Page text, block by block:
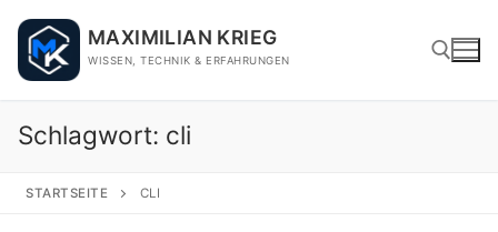
content
MAXIMILIAN KRIEG
WISSEN, TECHNIK & ERFAHRUNGEN
Schlagwort: cli
STARTSEITE CLI